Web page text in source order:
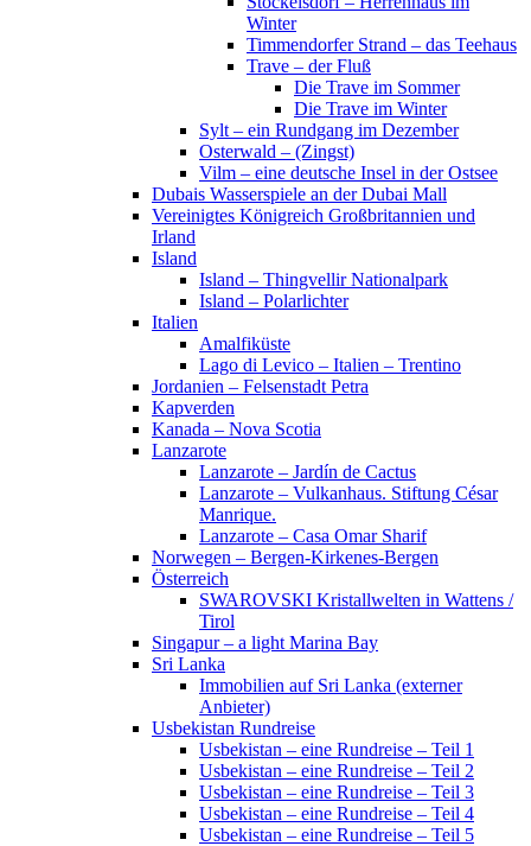
Winter
Timmendorfer Strand – das Teehaus
Trave – der Fluß
Die Trave im Sommer
Die Trave im Winter
Sylt – ein Rundgang im Dezember
Osterwald – (Zingst)
Vilm – eine deutsche Insel in der Ostsee
Dubais Wasserspiele an der Dubai Mall
Vereinigtes Königreich Großbritannien und
Irland
Island
Island – Thingvellir Nationalpark
Island – Polarlichter
Italien
Amalfiküste
Lago di Levico – Italien – Trentino
Jordanien – Felsenstadt Petra
Kapverden
Kanada – Nova Scotia
Lanzarote
Lanzarote – Jardín de Cactus
Lanzarote – Vulkanhaus. Stiftung César
Manrique.
Lanzarote – Casa Omar Sharif
Norwegen – Bergen-Kirkenes-Bergen
Österreich
SWAROVSKI Kristallwelten in Wattens /
Tirol
Singapur – a light Marina Bay
Sri Lanka
Immobilien auf Sri Lanka (externer
Anbieter)
Usbekistan Rundreise
Usbekistan – eine Rundreise – Teil 1
Usbekistan – eine Rundreise – Teil 2
Usbekistan – eine Rundreise – Teil 3
Usbekistan – eine Rundreise – Teil 4
Usbekistan – eine Rundreise – Teil 5